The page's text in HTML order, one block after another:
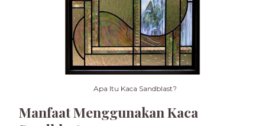
Apa Itu Kaca Sandblast?
Manfaat Menggunakan Kaca